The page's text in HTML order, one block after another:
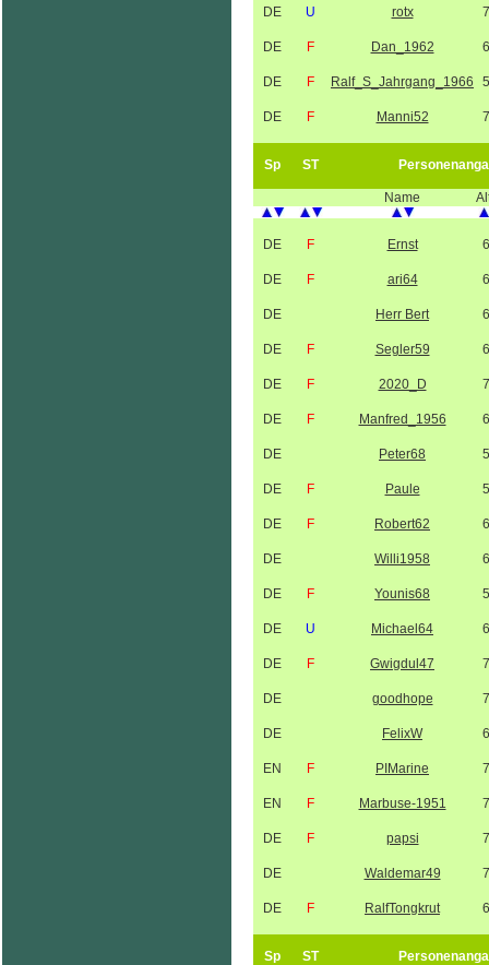
DE U rotx
DE F Dan_1962
DE F Ralf_S_Jahrgang_1966
DE F Manni52
Sp ST
Name
DE F Ernst
DE F ari64
DE Herr Bert
DE F Segler59
DE F 2020_D
DE F Manfred_1956
DE Peter68
DE F Paule
DE F Robert62
DE Willi1958
DE F Younis68
DE U Michael64
DE F Gwigdul47
DE goodhope
DE FelixW
EN F PIMarine
EN F Marbuse-1951
DE F papsi
DE Waldemar49
DE F RalfTongkrut
Sp ST